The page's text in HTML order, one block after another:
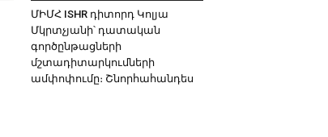
ՄԻՄՀ ISHR դիտորդ Կոլյա
Մկրտչյանի՝ դատական
գործընթացների
մշտադիտարկումների
ամփոփումը։ Շնորհահանդես